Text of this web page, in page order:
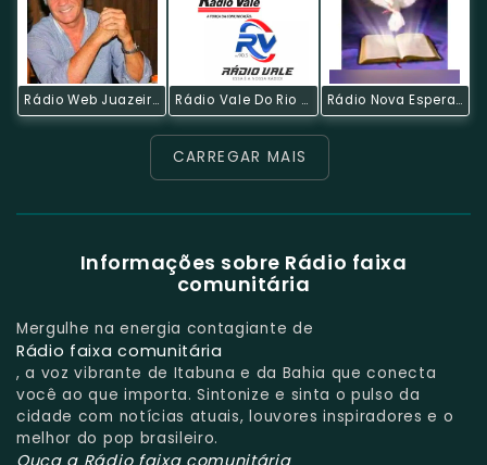
Rádio Web Juazeiro Rádio Vale Do Rio Grande Rádio Nova Esperança FM
CARREGAR MAIS
Informações sobre Rádio faixa
comunitária
Mergulhe na energia contagiante de
Rádio faixa comunitária
, a voz vibrante de Itabuna e da Bahia que conecta
você ao que importa. Sintonize e sinta o pulso da
cidade com notícias atuais, louvores inspiradores e o
melhor do pop brasileiro.
Ouça a Rádio faixa comunitária